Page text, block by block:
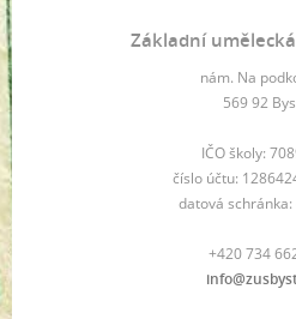
Základní
nám. Na
569 92
IČO školy:
číslo účtu:
datová
+420 734